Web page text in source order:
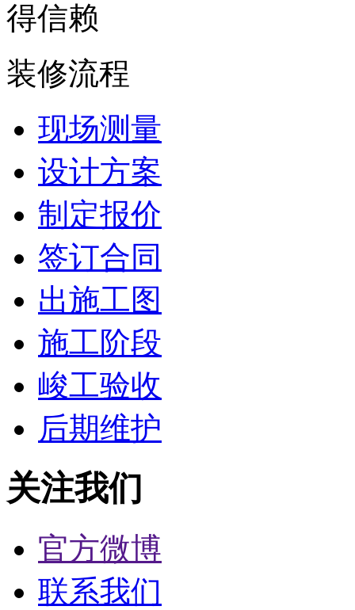
得信赖
装修流程
现场测量
设计方案
制定报价
签订合同
出施工图
施工阶段
峻工验收
后期维护
关注我们
官方微博
联系我们